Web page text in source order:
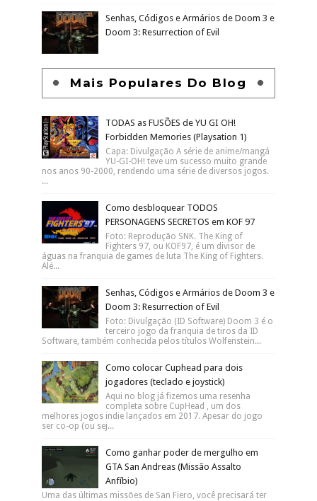
Senhas, Códigos e Armários de Doom 3 e
Doom 3: Resurrection of Evil
Mais Populares Do Blog
TODAS as FUSÕES de YU GI OH!
Forbidden Memories (Playsation 1)
Capa: Divulgação A série de anime/mangá
YU-GI-OH! teve um sucesso muito grande
nos anos 90-2000, rendendo uma série de diversos jogos.
...
Como desbloquear TODOS
PERSONAGENS SECRETOS em KOF 97
Foto: Reprodução SNK. The King of
Fighters 97, ou KOF97, é um divisor de
águas na franquia de games de luta The King of Fighters.
Alé...
Senhas, Códigos e Armários de Doom 3 e
Doom 3: Resurrection of Evil
Foto: Divulgação (ID Software) Doom 3 é o
terceiro jogo da franquia de tiros da ID
Software, também conhecida pelos títulos Wolfenstein...
Como colocar Cuphead para dois
jogadores (teclado e joystick)
Aqui no blog já fizemos uma resenha
completa sobre CupHead , um dos
melhores jogos indie lançados em 2017. Apesar do jogo
ser co-op (ou sej...
Como ganhar poder de mergulho em
GTA San Andreas (Missão Assalto
Anfíbio)
Uma das últimas missões de San Fiero, você precisará ter